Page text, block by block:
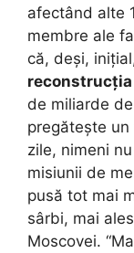
afectând alte
membre ale
că, deși,
de miliarde
pregătește un
zile, nimeni
misiunii de
pusă tot mai
sârbi, mai
Moscovei.